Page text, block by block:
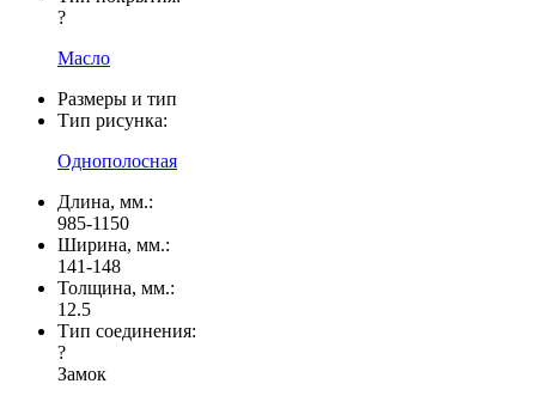
?
Масло
Размеры и тип
Тип рисунка:
Однополосная
Длина, мм.:
985-1150
Ширина, мм.:
141-148
Толщина, мм.:
12.5
Тип соединения:
?
Замок